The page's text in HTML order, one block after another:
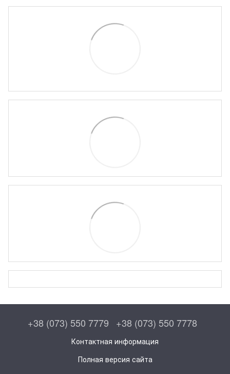
+38 (073) 550 7779 +38 (073) 550 7778
Контактная информация
Полная версия сайта